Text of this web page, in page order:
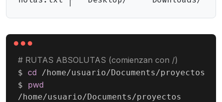
# RUTAS ABSOLUTAS (comienzan con /)
$ cd /home/usuario/Documents/proyectos
$ pwd
/home/usuario/Documents/proyectos